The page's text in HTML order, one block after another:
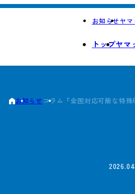
トップヤマ
お知らせヤ
お知らせ コラム『全国対応可能な特